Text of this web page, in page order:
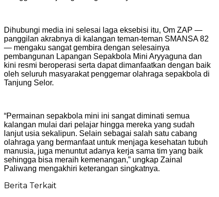
Dihubungi media ini selesai laga eksebisi itu, Om ZAP —
panggilan akrabnya di kalangan teman-teman SMANSA 82
— mengaku sangat gembira dengan selesainya
pembangunan Lapangan Sepakbola Mini Aryyaguna dan
kini resmi beroperasi serta dapat dimanfaatkan dengan baik
oleh seluruh masyarakat penggemar olahraga sepakbola di
Tanjung Selor.
“Permainan sepakbola mini ini sangat diminati semua
kalangan mulai dari pelajar hingga mereka yang sudah
lanjut usia sekalipun. Selain sebagai salah satu cabang
olahraga yang bermanfaat untuk menjaga kesehatan tubuh
manusia, juga menuntut adanya kerja sama tim yang baik
sehingga bisa meraih kemenangan,” ungkap Zainal
Paliwang mengakhiri keterangan singkatnya.
Berita Terkait